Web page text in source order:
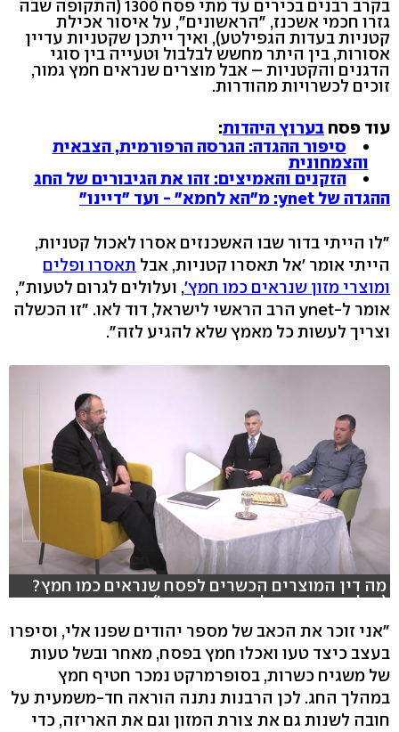
בקרב רבנים בכירים עד מתי פסח 1300 (התקופה שבה
גזרו חכמי אשכנז, "הראשונים", על איסור אכילת
קטניות בעדות הגפילטע), ואיך ייתכן שקטניות עדיין
אסורות, בין היתר מחשש לבלבול וטעייה בין סוגי
הדגנים והקטניות – אבל מוצרים שנראים חמץ גמור,
זוכים לכשרויות מהודרות.
עוד פסח בערוץ היהדות:
סיפור ההגדה: הגרסה הרפורמית, הצבאית
והצמחונית
הזקנים והאמיצים: זהו את הגיבורים של החג
ההגדה של ynet: מ"הא לחמא" - ועד "דיינו"
"לו הייתי בדור שבו האשכנזים אסרו לאכול קטניות,
הייתי אומר 'אל תאסרו קטניות, אבל תאסרו ופלים
ומוצרי מזון שנראים כמו חמץ', ועלולים לגרום לטעות",
אומר ל-ynet הרב הראשי לישראל, דוד לאו. "זו הכשלה
וצריך לעשות כל מאמץ שלא להגיע לזה".
מה דין המוצרים הכשרים לפסח שנראים כמו חמץ?
(צילום: עידן ארבל, אורי דוידוביץ')
"אני זוכר את הכאב של מספר יהודים שפנו אלי, וסיפרו
בעצב כיצד טעו ואכלו חמץ בפסח, מאחר ובשל טעות
של משגיח כשרות, בסופרמרקט נמכר חטיף חמץ
במהלך החג. לכן הרבנות נתנה הוראה חד-משמעית על
חובה לשנות גם את צורת המזון וגם את האריזה, כדי